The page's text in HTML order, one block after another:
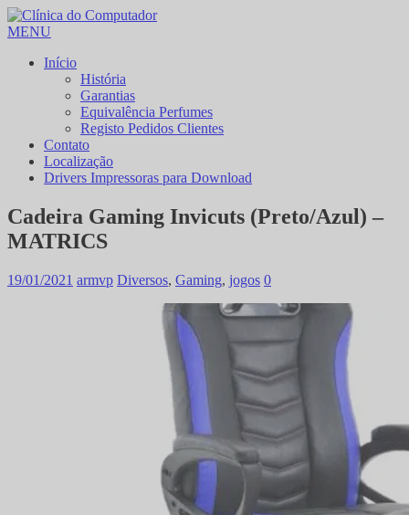
MENU
Início
História
Garantias
Equivalência Perfumes
Registo Pedidos Clientes
Contato
Localização
Drivers Impressoras para Download
Cadeira Gaming Invicuts (Preto/Azul) –
MATRICS
19/01/2021 armvp Diversos, Gaming, jogos 0